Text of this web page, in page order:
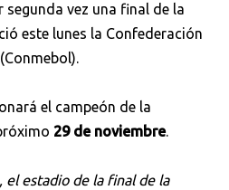
segunda vez una final de la
este lunes la Confederación
el campeón de la
29 de noviembre.
el estadio de la final de la